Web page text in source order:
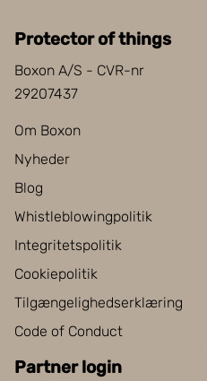
Protector of things
Boxon A/S - CVR-nr
29207437
Om Boxon
Nyheder
Blog
Whistleblowingpolitik
Integritetspolitik
Cookiepolitik
Tilgængelighedserklæring
Code of Conduct
Partner login